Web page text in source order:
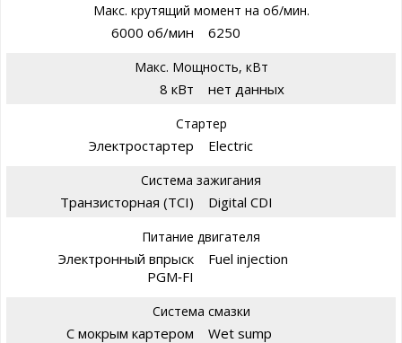
Макс. крутящий момент на об/мин.
6000 об/мин 6250
Макс. Мощность, кВт
8 кВт нет данных
Стартер
Электростартер Electric
Система зажигания
Транзисторная (TCI) Digital CDI
Питание двигателя
Электронный впрыск
PGM‑FI
Fuel injection
Система смазки
С мокрым картером Wet sump